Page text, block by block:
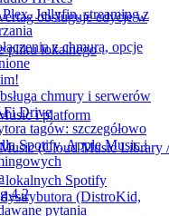
Jellyfin, streaming z
z chmurą, opcje
chmury i serwerów
Fi Drive
tagów: szczegółowo
Spotify, Apple Music i
4.2
pytania
obsługuje edycje w
pliku lokalnego
i platform
(Cloud Music Library /
lokalnych Spotify
(DistroKid,